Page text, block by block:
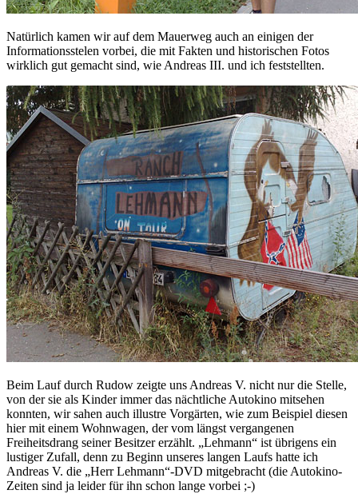
Natürlich kamen wir auf dem Mauerweg auch an einigen der
Informationsstelen vorbei, die mit Fakten und historischen Fotos
wirklich gut gemacht sind, wie Andreas III. und ich feststellten.
Beim Lauf durch Rudow zeigte uns Andreas V. nicht nur die Stelle,
von der sie als Kinder immer das nächtliche Autokino mitsehen
konnten, wir sahen auch illustre Vorgärten, wie zum Beispiel diesen
hier mit einem Wohnwagen, der vom längst vergangenen
Freiheitsdrang seiner Besitzer erzählt. „Lehmann“ ist übrigens ein
lustiger Zufall, denn zu Beginn unseres langen Laufs hatte ich
Andreas V. die „Herr Lehmann“-DVD mitgebracht (die Autokino-
Zeiten sind ja leider für ihn schon lange vorbei ;-)